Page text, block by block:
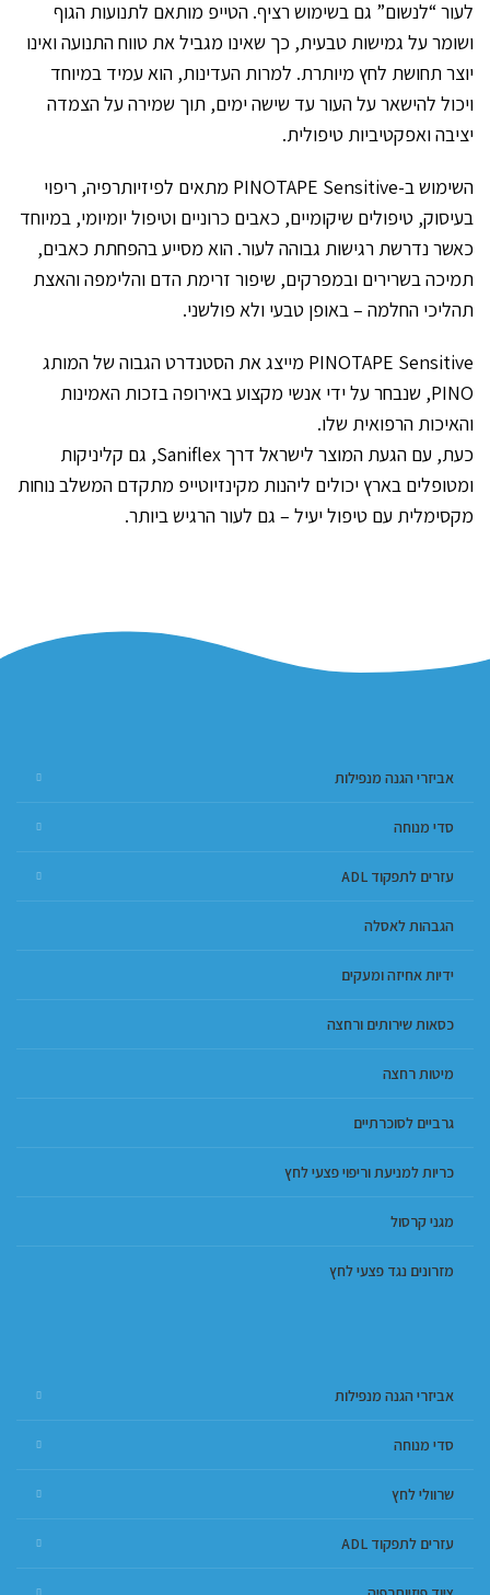
לעור “לנשום” גם בשימוש רציף. הטייפ מותאם לתנועות הגוף
ושומר על גמישות טבעית, כך שאינו מגביל את טווח התנועה ואינו
יוצר תחושת לחץ מיותרת. למרות העדינות, הוא עמיד במיוחד
ויכול להישאר על העור עד שישה ימים, תוך שמירה על הצמדה
יציבה ואפקטיביות טיפולית.
השימוש ב-PINOTAPE Sensitive מתאים לפיזיותרפיה, ריפוי
בעיסוק, טיפולים שיקומיים, כאבים כרוניים וטיפול יומיומי, במיוחד
כאשר נדרשת רגישות גבוהה לעור. הוא מסייע בהפחתת כאבים,
תמיכה בשרירים ובמפרקים, שיפור זרימת הדם והלימפה והאצת
תהליכי החלמה – באופן טבעי ולא פולשני.
PINOTAPE Sensitive מייצג את הסטנדרט הגבוה של המותג
PINO, שנבחר על ידי אנשי מקצוע באירופה בזכות האמינות
והאיכות הרפואית שלו.
כעת, עם הגעת המוצר לישראל דרך Saniflex, גם קליניקות
ומטופלים בארץ יכולים ליהנות מקינזיוטייפ מתקדם המשלב נוחות
מקסימלית עם טיפול יעיל – גם לעור הרגיש ביותר.
אביזרי הגנה מנפילות
סדי מנוחה
עזרים לתפקוד ADL
הגבהות לאסלה
ידיות אחיזה ומעקים
כסאות שירותים ורחצה
מיטות רחצה
גרביים לסוכרתיים
כריות למניעת וריפוי פצעי לחץ
מגני קרסול
מזרונים נגד פצעי לחץ
אביזרי הגנה מנפילות
סדי מנוחה
שרוולי לחץ
עזרים לתפקוד ADL